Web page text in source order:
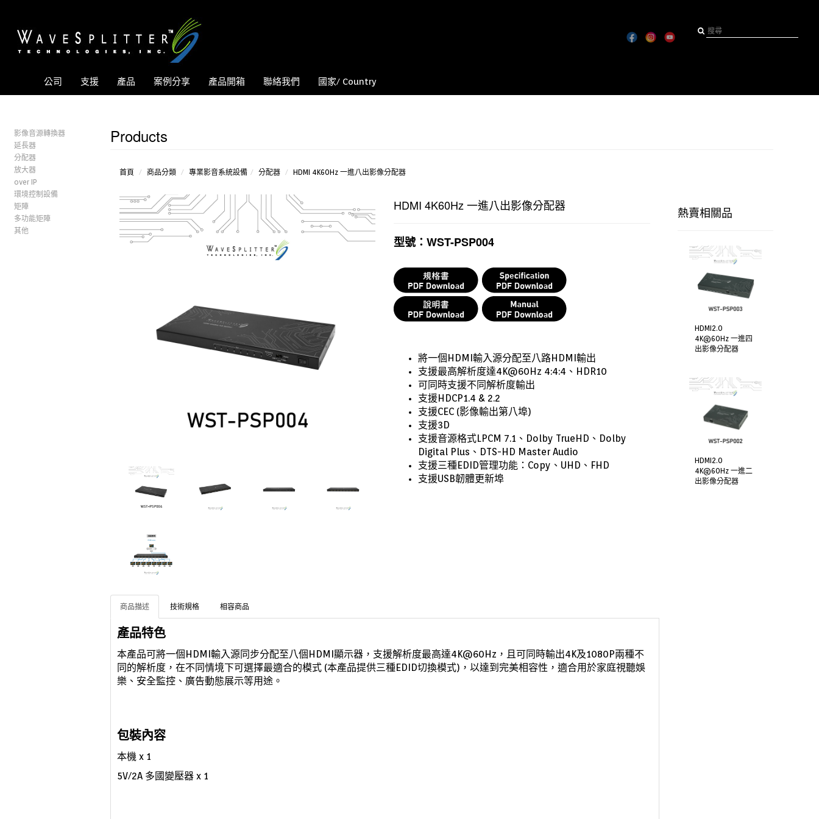
公司 支援 產品 案例分享 產品開箱 聯絡我們 國家/ Country
影像音源轉換器
延長器
分配器
放大器
over IP
環境控制設備
矩陣
多功能矩陣
其他
Products
首頁 商品分類 專業影音系統設備 分配器 HDMI 4K60Hz 一進八出影像分配器
HDMI 4K60Hz 一進八出影像分配器
型號：WST-PSP004
將一個HDMI輸入源分配至八路HDMI輸出
支援最高解析度達4K@60Hz 4:4:4、HDR10
可同時支援不同解析度輸出
支援HDCP1.4 & 2.2
支援CEC (影像輸出第八埠)
支援3D
支援音源格式LPCM 7.1、Dolby TrueHD、Dolby
Digital Plus、DTS-HD Master Audio
支援三種EDID管理功能：Copy、UHD、FHD
支援USB韌體更新埠
商品描述 技術規格 相容商品
產品特色
本產品可將一個HDMI輸入源同步分配至八個HDMI顯示器， 支援解析度最高達4K@60Hz，且可同時輸出4K及1080P兩種不
同的解析度， 在不同情境下可選擇最適合的模式 (本產品提供三種EDID切換模式) ，以達到完美相容性，適合用於家庭視聽娛
樂、安全監控、 廣告動態展示等用途。
包裝內容
本機 x 1
5V/2A 多國變壓器x 1
熱賣相關品
HDMI2.0
4K@60Hz 一進四
出影像分配器
HDMI2.0
4K@60Hz 一進二
出影像分配器